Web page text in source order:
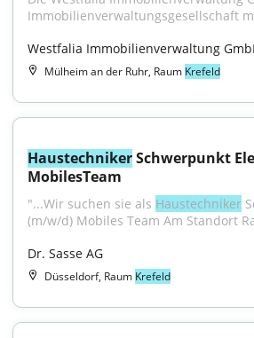
Immobilienverwaltungsgesellschaft
Westfalia Immobilienverwaltung
Mülheim an der Ruhr, Raum Krefeld
Haustechniker Schwerpunkt
MobilesTeam
"...Wir suchen sie als Haustechniker
(m/w/d) Mobiles Team Am Standort
Dr. Sasse AG
Düsseldorf, Raum Krefeld